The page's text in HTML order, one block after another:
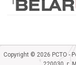
Copyright © 2026 РСТО -